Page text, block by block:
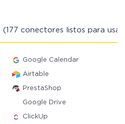
(177 conectores listos para
Google Calendar
Airtable
PrestaShop
Google Drive
ClickUp